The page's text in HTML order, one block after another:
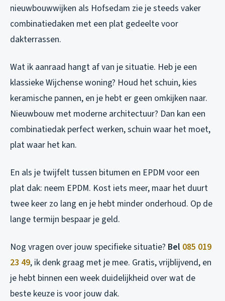
nieuwbouwwijken als Hofsedam zie je steeds vaker
combinatiedaken met een plat gedeelte voor
dakterrassen.
Wat ik aanraad hangt af van je situatie. Heb je een
klassieke Wijchense woning? Houd het schuin, kies
keramische pannen, en je hebt er geen omkijken naar.
Nieuwbouw met moderne architectuur? Dan kan een
combinatiedak perfect werken, schuin waar het moet,
plat waar het kan.
En als je twijfelt tussen bitumen en EPDM voor een
plat dak: neem EPDM. Kost iets meer, maar het duurt
twee keer zo lang en je hebt minder onderhoud. Op de
lange termijn bespaar je geld.
Nog vragen over jouw specifieke situatie? Bel 085 019
23 49, ik denk graag met je mee. Gratis, vrijblijvend, en
je hebt binnen een week duidelijkheid over wat de
beste keuze is voor jouw dak.